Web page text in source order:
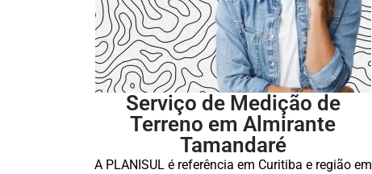
Serviço de Medição de
Terreno em Almirante
Tamandaré
A PLANISUL é referência em Curitiba e região em